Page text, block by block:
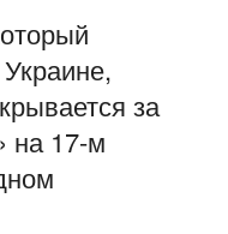
за
на 17-м